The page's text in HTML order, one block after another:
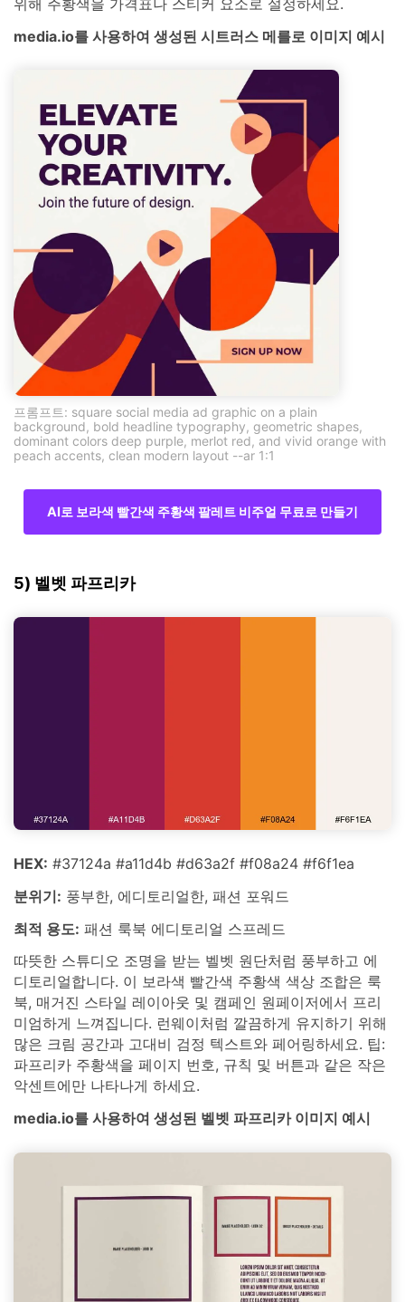
media.io를 사용하여 생성된 시트러스 메를로 이미지 예시
프롬프트: square social media ad graphic on a plain
background, bold headline typography, geometric shapes,
dominant colors deep purple, merlot red, and vivid orange with
peach accents, clean modern layout --ar 1:1
AI로 보라색 빨간색 주황색 팔레트 비주얼 무료로 만들기
5) 벨벳 파프리카
HEX: #37124a #a11d4b #d63a2f #f08a24 #f6f1ea
분위기: 풍부한, 에디토리얼한, 패션 포워드
최적 용도: 패션 룩북 에디토리얼 스프레드
따뜻한 스튜디오 조명을 받는 벨벳 원단처럼 풍부하고 에
디토리얼합니다. 이 보라색 빨간색 주황색 색상 조합은 룩
북, 매거진 스타일 레이아웃 및 캠페인 원페이저에서 프리
미엄하게 느껴집니다. 런웨이처럼 깔끔하게 유지하기 위해
많은 크림 공간과 고대비 검정 텍스트와 페어링하세요. 팁:
파프리카 주황색을 페이지 번호, 규칙 및 버튼과 같은 작은
악센트에만 나타나게 하세요.
media.io를 사용하여 생성된 벨벳 파프리카 이미지 예시